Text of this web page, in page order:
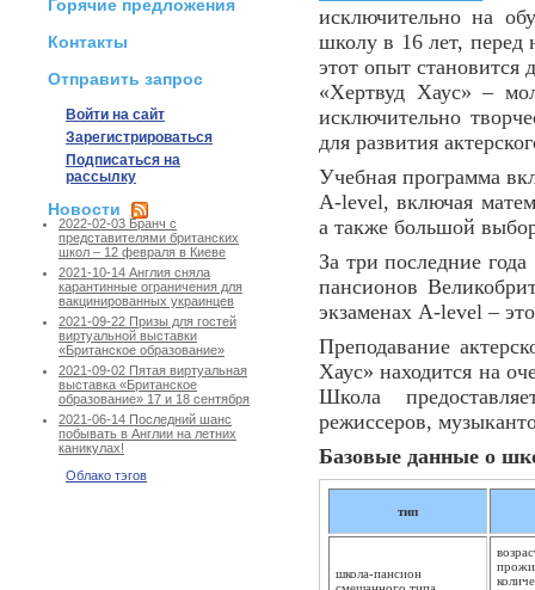
Горячие предложения
Контакты
Отправить запрос
Войти на сайт
Зарегистрироваться
Подписаться на
рассылку
Новости
2022-02-03 Бранч с
представителями британских
школ – 12 февраля в Киеве
2021-10-14 Англия сняла
карантинные ограничения для
вакцинированных украинцев
2021-09-22 Призы для гостей
виртуальной выставки
«Британское образование»
2021-09-02 Пятая виртуальная
выставка «Британское
образование» 17 и 18 сентября
2021-06-14 Последний шанс
побывать в Англии на летних
каникулах!
Облако тэгов
исключительно на
школу в 16 лет,
этот опыт
«Хертвуд Хаус» –
исключительно
для развития
Учебная программа
A-level, включая
а также большой
За три последние
пансионов
экзаменах A-level –
Преподавание
Хаус» находится на
Школа
режиссеров,
Базовые данные о
тип
школа-пансион